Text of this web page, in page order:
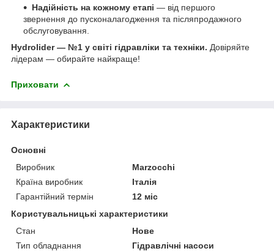
Надійність на кожному етапі — від першого
звернення до пусконалагодження та післяпродажного
обслуговування.
Hydrolider — №1 у світі гідравліки та техніки. Довіряйте
лідерам — обирайте найкраще!
Приховати
Характеристики
Основні
Виробник
Marzocchi
Країна виробник
Італія
Гарантійний термін
12 міс
Користувальницькі характеристики
Стан
Нове
Тип обладнання
Гідравлічні насоси